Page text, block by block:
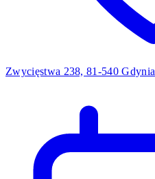
Zwycięstwa 238, 81-540 Gdynia